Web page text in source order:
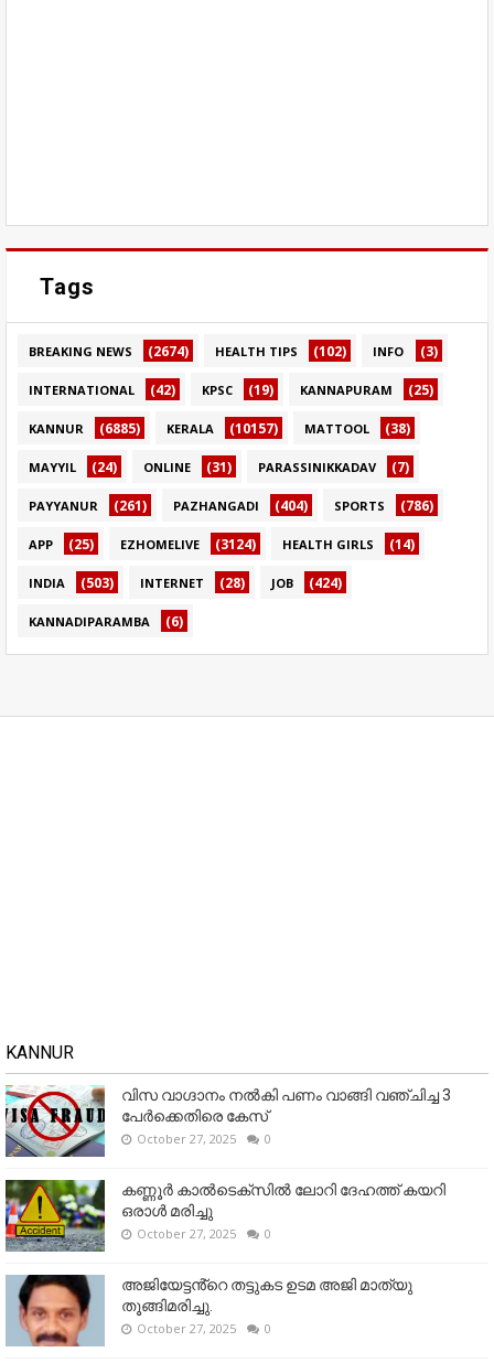
Tags
BREAKING NEWS (2674) HEALTH TIPS (102) INFO (3)
INTERNATIONAL (42) KPSC (19) KANNAPURAM (25)
KANNUR (6885) KERALA (10157) MATTOOL (38)
MAYYIL (24) ONLINE (31) PARASSINIKKADAV (7)
PAYYANUR (261) PAZHANGADI (404) SPORTS (786)
APP (25) EZHOMELIVE (3124) HEALTH GIRLS (14)
INDIA (503) INTERNET (28) JOB (424)
KANNADIPARAMBA (6)
KANNUR
വിസ വാഗ്ദാനം നൽകി പണം വാങ്ങി വഞ്ചിച്ച 3
പേർക്കെതിരെ കേസ്
October 27, 2025 0
കണ്ണൂര്‍ കാല്‍ടെക്‌സില്‍ ലോറി ദേഹത്ത് കയറി
ഒരാള്‍ മരിച്ചു
October 27, 2025 0
അജിയേട്ടൻ്റെ തട്ടുകട ഉടമ അജി മാത്യു
തൂങ്ങിമരിച്ചു.
October 27, 2025 0